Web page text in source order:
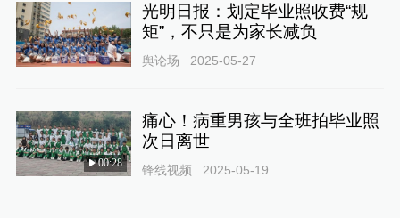
光明日报：划定毕业照收费“规
矩”，不只是为家长减负
舆论场 2025-05-27
00:28
痛心！病重男孩与全班拍毕业照
次日离世
锋线视频 2025-05-19